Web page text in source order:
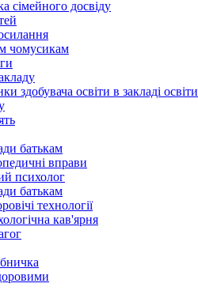
сімейного досвіду
чомусикам
здобувача освіти в закладі освіти
батькам
вправи
психолог
батькам
технології
кав'ярня